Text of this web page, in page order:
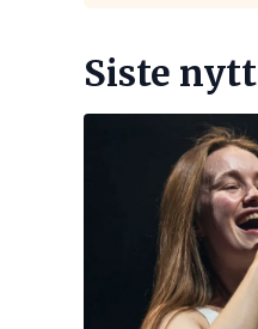
Siste nytt